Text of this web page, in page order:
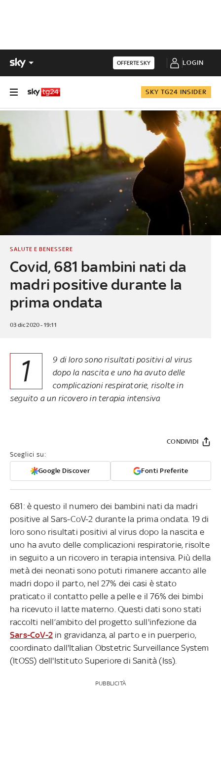
OFFERTE SKY LOGIN
SKY TG24 INSIDER
Covid, 681 bambini nati da
madri positive durante la
prima ondata
SALUTE E BENESSERE
03 dic 2020 - 19:11
1
9 di loro sono risultati positivi al virus
dopo la nascita e uno ha avuto delle
complicazioni respiratorie, risolte in
seguito a un ricovero in terapia intensiva
Sceglici su:
Google Discover Fonti Preferite
CONDIVIDI
681: è questo il numero dei bambini nati da madri
positive al Sars-CoV-2 durante la prima ondata. 19 di
loro sono risultati positivi al virus dopo la nascita e
uno ha avuto delle complicazioni respiratorie, risolte
in seguito a un ricovero in terapia intensiva. Più della
metà dei neonati sono potuti rimanere accanto alle
madri dopo il parto, nel 27% dei casi è stato
praticato il contatto pelle a pelle e il 76% dei bimbi
ha ricevuto il latte materno. Questi dati sono stati
raccolti nell’ambito del progetto sull'infezione da
Sars-CoV-2 in gravidanza, al parto e in puerperio,
coordinato dall'Italian Obstetric Surveillance System
(ItOSS) dell'Istituto Superiore di Sanità (Iss).
PUBBLICITÀ